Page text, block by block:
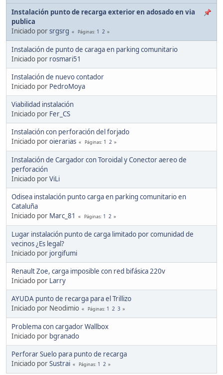
Instalación punto de recarga exterior en adosado en via
publica
Iniciado porsrgsrg Páginas 1 2
Instalación de punto de caraga en parking comunitario
Iniciado por rosmari51
Instalación de nuevo contador
Iniciado por PedroMoya
Viabilidad instalación
Iniciado por Fer_CS
Instalación con perforación del forjado
Iniciado poroierarias Páginas 1 2
Instalación de Cargador con Toroidal y Conector aereo de
perforación
Iniciado porViLi
Odisea instalación punto carga en parking comunitario en
Cataluña
Iniciado por Marc_81 Páginas 1 2
Lugar instalación punto de carga limitado por comunidad de
vecinos ¿Es legal?
Iniciado por jorgifumi
Renault Zoe, carga imposible con red bifásica 220v
Iniciado por Larry
AYUDA punto de recarga para el Trillizo
Iniciado por Neodimio
Páginas 1 2 3
Problema con cargador Wallbox
Iniciado por bgranado
Perforar Suelo para punto de recarga
Iniciado porSustrai Páginas 1 2